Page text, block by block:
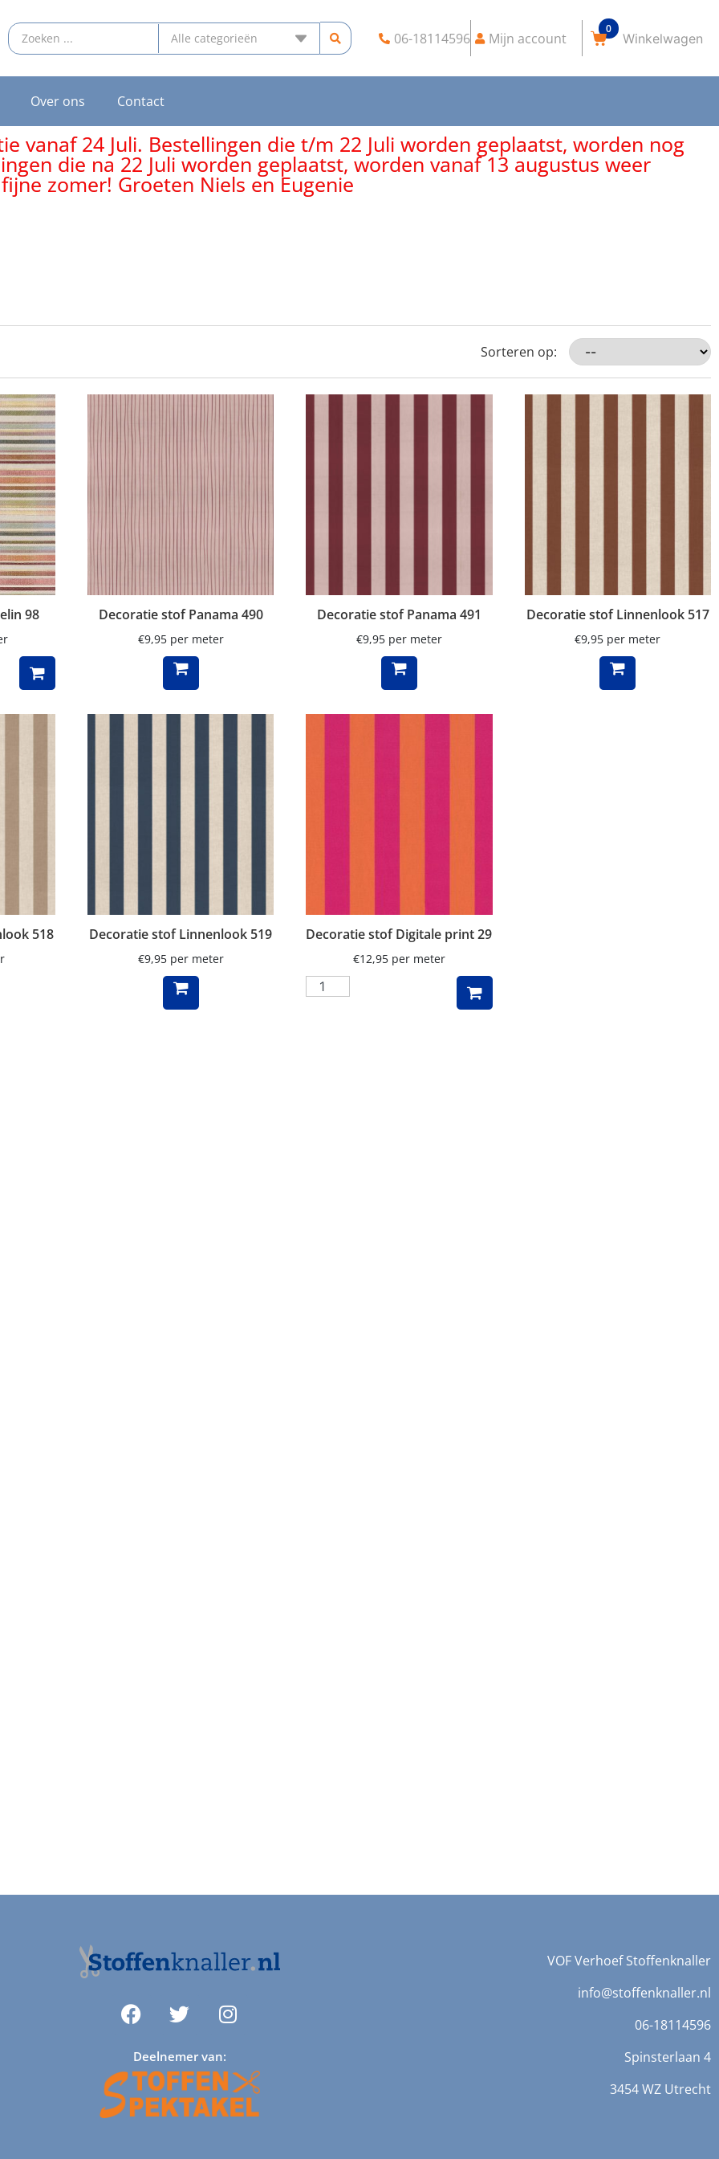
06-18114596 Mijn account
0
Over ons Contact
vanaf 24 Juli. Bestellingen die t/m 22 Juli worden geplaatst, worden nog
die na 22 Juli worden geplaatst, worden vanaf 13 augustus weer
zomer! Groeten Niels en Eugenie
Sorteren op:
98 Decoratie stof Panama 490
€9,95 per meter
Decoratie stof Panama 491
€9,95 per meter
Decoratie stof Linnenlook 517
€9,95 per meter
518 Decoratie stof Linnenlook 519
€9,95 per meter
Decoratie stof Digitale print 29
€12,95 per meter
Deelnemer van:
VOF Verhoef Stoffenknaller
info@stoffenknaller.nl
06-18114596
Spinsterlaan 4
3454 WZ Utrecht